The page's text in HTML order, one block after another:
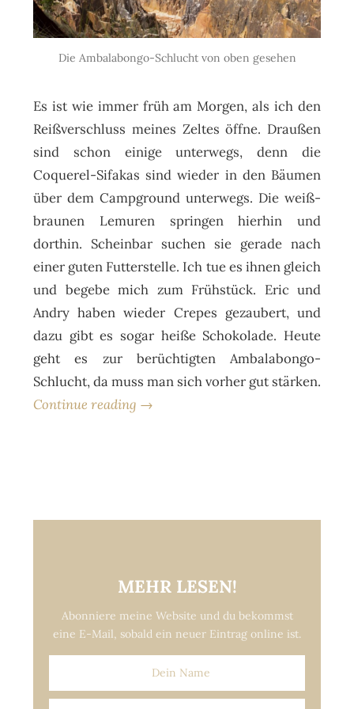
Die Ambalabongo-Schlucht von oben gesehen
Es ist wie immer früh am Morgen, als ich den
Reißverschluss meines Zeltes öffne. Draußen
sind schon einige unterwegs, denn die
Coquerel-Sifakas sind wieder in den Bäumen
über dem Campground unterwegs. Die weiß-
braunen Lemuren springen hierhin und
dorthin. Scheinbar suchen sie gerade nach
einer guten Futterstelle. Ich tue es ihnen gleich
und begebe mich zum Frühstück. Eric und
Andry haben wieder Crepes gezaubert, und
dazu gibt es sogar heiße Schokolade. Heute
geht es zur berüchtigten Ambalabongo-
Schlucht, da muss man sich vorher gut stärken.
Continue reading →
MEHR LESEN!
Abonniere meine Website und du bekommst
eine E-Mail, sobald ein neuer Eintrag online ist.